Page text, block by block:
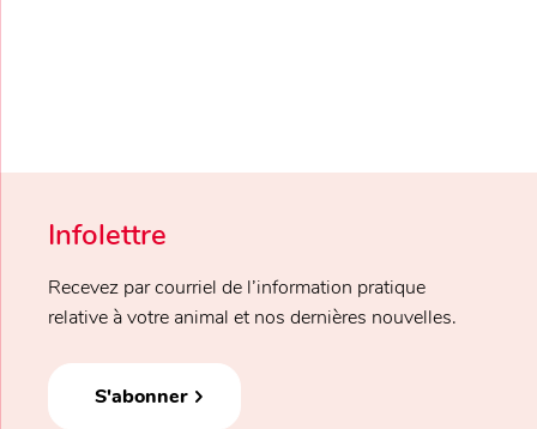
Infolettre
Recevez par courriel de l’information pratique
relative à votre animal et nos dernières nouvelles.
S'abonner